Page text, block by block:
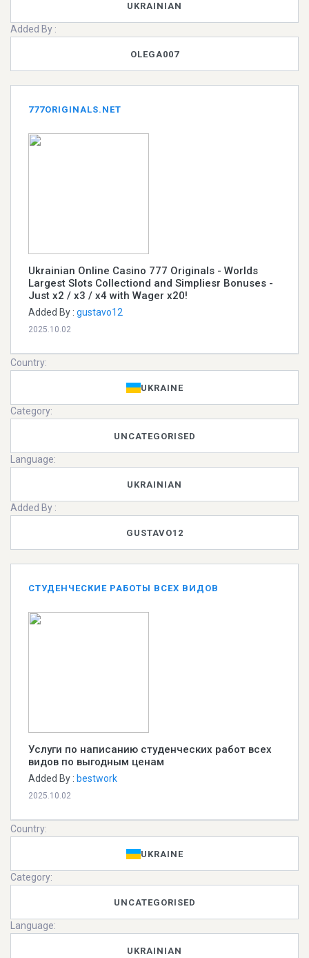
UKRAINIAN
Added By :
OLEGA007
777ORIGINALS.NET
Ukrainian Online Casino 777 Originals - Worlds
Largest Slots Collectiond and Simpliesr Bonuses -
Just x2 / x3 / x4 with Wager x20!
Added By : gustavo12
2025.10.02
Country:
UKRAINE
Category:
UNCATEGORISED
Language:
UKRAINIAN
Added By :
GUSTAVO12
СТУДЕНЧЕСКИЕ РАБОТЫ ВСЕХ ВИДОВ
Услуги по написанию студенческих работ всех
видов по выгодным ценам
Added By : bestwork
2025.10.02
Country:
UKRAINE
Category:
UNCATEGORISED
Language:
UKRAINIAN